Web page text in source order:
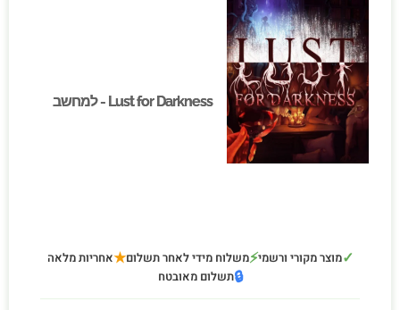
Lust for Darkness - למחשב
Lust for Darkness - למחשב
✓מוצר מקורי ורשמי⚡משלוח מידי לאחר תשלום★אחריות מלאה
🔒תשלום מאובטח